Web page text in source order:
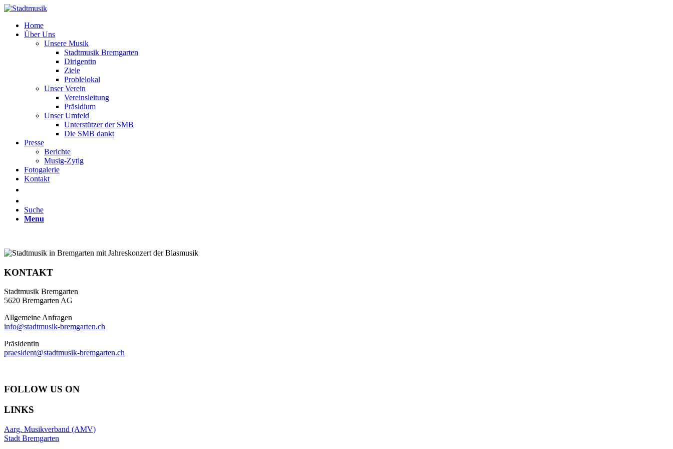
Home
Über Uns
Unsere Musik
Stadtmusik Bremgarten
Dirigentin
Ziele
Problelokal
Unser Verein
Vereinsleitung
Präsidium
Unser Umfeld
Unterstützer der SMB
Die SMB dankt
Presse
Berichte
Musig-Zytig
Fotogalerie
Kontakt
Suche
Menu
KONTAKT
Stadtmusik Bremgarten
5620 Bremgarten AG
Allgemeine Anfragen
info@stadtmusik-bremgarten.ch
Präsidentin
praesident@stadtmusik-bremgarten.ch
FOLLOW US ON
LINKS
Aarg. Musikverband (AMV)
Stadt Bremgarten